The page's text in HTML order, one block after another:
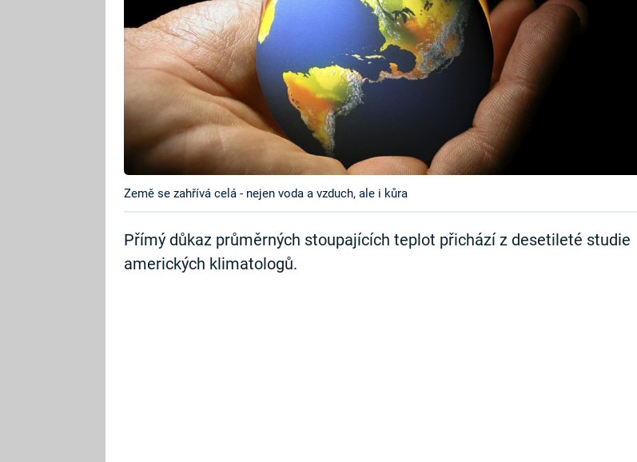
Země se zahřívá celá - nejen voda a vzduch, ale i kůra
Přímý důkaz průměrných stoupajících teplot přichází z desetileté studie
amerických klimatologů.